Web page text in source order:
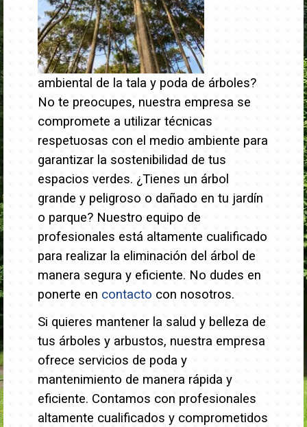
ambiental de la tala y poda de árboles?
No te preocupes, nuestra empresa se
compromete a utilizar técnicas
respetuosas con el medio ambiente para
garantizar la sostenibilidad de tus
espacios verdes. ¿Tienes un árbol
grande y peligroso o dañado en tu jardín
o parque? Nuestro equipo de
profesionales está altamente cualificado
para realizar la eliminación del árbol de
manera segura y eficiente. No dudes en
ponerte en contacto con nosotros.
Si quieres mantener la salud y belleza de
tus árboles y arbustos, nuestra empresa
ofrece servicios de poda y
mantenimiento de manera rápida y
eficiente. Contamos con profesionales
altamente cualificados y comprometidos